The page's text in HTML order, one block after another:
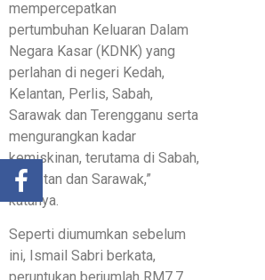
mempercepatkan
pertumbuhan Keluaran Dalam
Negara Kasar (KDNK) yang
perlahan di negeri Kedah,
Kelantan, Perlis, Sabah,
Sarawak dan Terengganu serta
mengurangkan kadar
kemiskinan, terutama di Sabah,
Kelantan dan Sarawak,”
katanya.
Seperti diumumkan sebelum
ini, Ismail Sabri berkata,